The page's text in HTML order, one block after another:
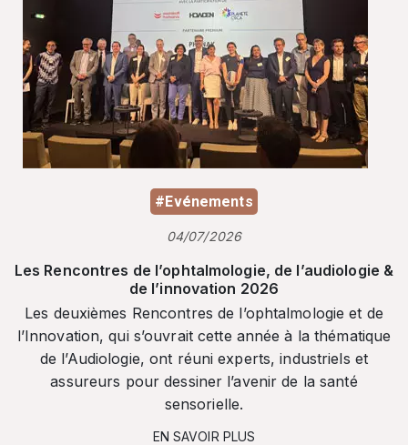
#Evénements
04/07/2026
Les Rencontres de l’ophtalmologie, de l’audiologie &
de l’innovation 2026
Les deuxièmes Rencontres de l’ophtalmologie et de
l’Innovation, qui s’ouvrait cette année à la thématique
de l’Audiologie, ont réuni experts, industriels et
assureurs pour dessiner l’avenir de la santé
sensorielle.
EN SAVOIR PLUS